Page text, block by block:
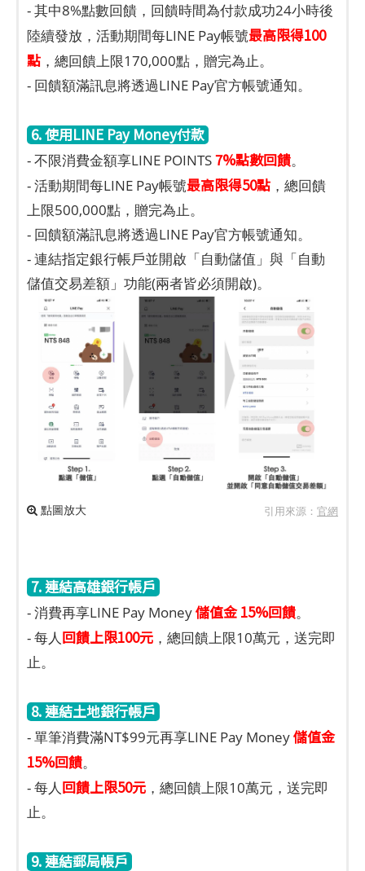
- 其中8%點數回饋，回饋時間為付款成功24小時後
陸續發放，活動期間每LINE Pay帳號最高限得100
點 ，總回饋上限170,000點，贈完為止。
- 回饋額滿訊息將透過LINE Pay官方帳號通知。
6. 使用LINE Pay Money付款
- 不限消費金額享LINE POINTS7%點數回饋。
- 活動期間每LINE Pay帳號最高限得50點 ，總回饋
上限500,000點，贈完為止。
- 回饋額滿訊息將透過LINE Pay官方帳號通知。
- 連結指定銀行帳戶並開啟「自動儲值」與「自動
儲值交易差額」功能(兩者皆必須開啟)。
點圖放大 引用來源： 官網
7. 連結高雄銀行帳戶
- 消費再享LINE Pay Money儲值金 15%回饋。
- 每人 回饋上限100元 ，總回饋上限10萬元，送完即
止。
8. 連結土地銀行帳戶
- 單筆消費滿NT$99元再享LINE Pay Money儲值金
15%回饋。
- 每人 回饋上限50元 ，總回饋上限10萬元，送完即
止。
9. 連結郵局帳戶